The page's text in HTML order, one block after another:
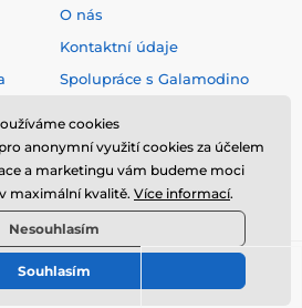
O nás
Kontaktní údaje
Spolupráce s Galamodino
údajů
⦁ E-shop vytvořila
cookies
anonymní využití cookies za účelem
a marketingu vám budeme moci
maximální kvalitě. Více informací.
Nesouhlasím
Souhlasím